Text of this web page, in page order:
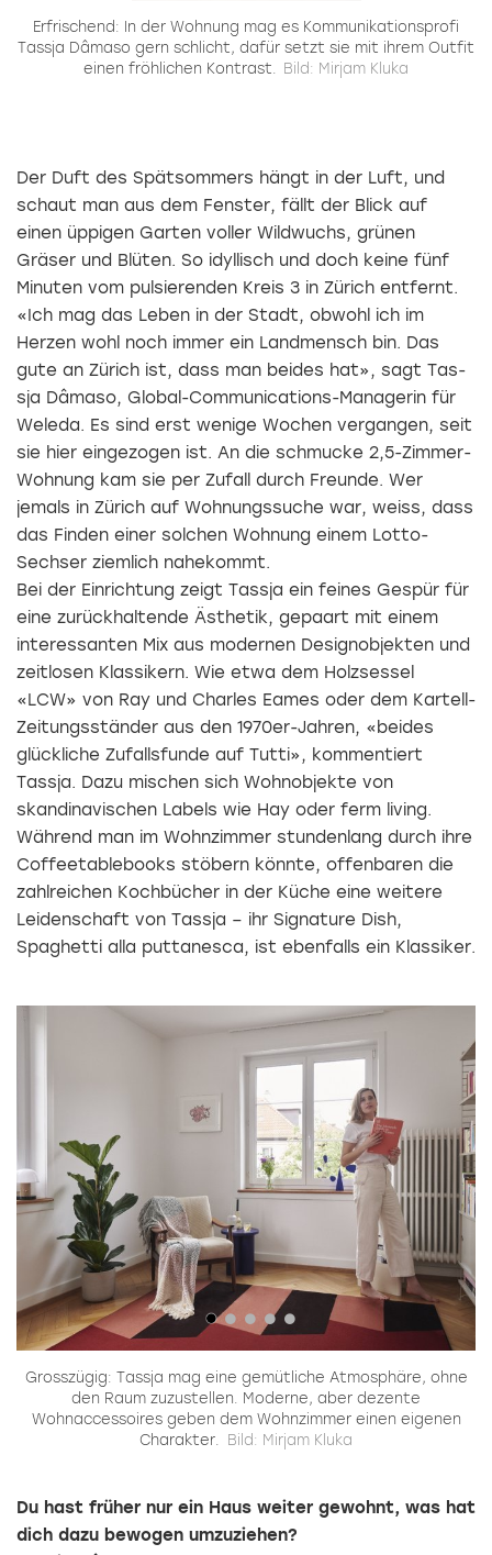
Erfrischend: In der Wohnung mag es Kommunikationsprofi
Tassja Dâmaso gern schlicht, dafür setzt sie mit ihrem Outfit
einen fröhlichen Kontrast. Bild: Mirjam Kluka
Der Duft des Spätsommers hängt in der Luft, und
schaut man aus dem Fenster, fällt der Blick auf
einen üppigen Garten voller Wildwuchs, grünen
Gräser und Blüten. So idyllisch und doch keine fünf
Minuten vom pulsierenden Kreis 3 in Zürich entfernt.
«Ich mag das Leben in der Stadt, obwohl ich im
Herzen wohl noch immer ein Landmensch bin. Das
gute an Zürich ist, dass man beides hat», sagt ­Tas­
sja Dâmaso, Global-Communications-Managerin für
Weleda. Es sind erst wenige Wochen vergangen, seit
sie hier eingezogen ist. An die schmucke 2,5-Zimmer-
Wohnung kam sie per Zufall durch Freunde. Wer
jemals in Zürich auf Wohnungssuche war, weiss, dass
das Finden einer solchen Wohnung einem Lotto-
Sechser ziemlich nahekommt.
Bei der Einrichtung zeigt Tassja ein feines Gespür für
eine zurückhaltende Ästhetik, ­gepaart mit einem
interessanten Mix aus modernen Designobjekten und
zeitlosen Klassikern. Wie etwa dem Holzsessel
«LCW» von Ray und Charles Eames oder dem Kartell-
Zeitungsständer aus den 1970er-Jahren, «beides
glückliche Zufallsfunde auf Tutti», kommentiert
Tassja. Dazu mischen sich Wohnobjekte von
skandinavischen Labels wie Hay oder ferm living.
Während man im Wohnzimmer stundenlang durch ihre
Coffeetablebooks stöbern könnte, offenbaren die
zahlreichen Kochbücher in der Küche eine weitere
Leidenschaft von Tassja – ihr Signature Dish,
Spaghetti alla puttanesca, ist ebenfalls ein Klassiker.
Grosszügig: Tassja mag eine gemütliche Atmosphäre, ohne
den Raum zuzustellen. Moderne, aber dezente
Wohnaccessoires geben dem Wohnzimmer einen eigenen
Charakter.
Bild: Mirjam Kluka
Du hast früher nur ein Haus weiter gewohnt, was hat
dich dazu bewogen umzuziehen?